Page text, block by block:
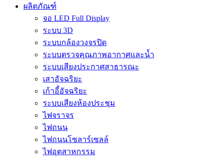
ผลิตภัณฑ์
จอ LED Full Display
ระบบ 3D
ระบบกล้องวงจรปิด
ระบบตรวจคุณภาพอากาศและน้ำ
ระบบเสียงประกาศสาธารณะ
เสาอัจฉริยะ
เก้าอี้อัจฉริยะ
ระบบเสียงห้องประชุม
ไฟจราจร
ไฟถนน
ไฟถนนโซลาร์เซลล์
ไฟอุตสาหกรรม